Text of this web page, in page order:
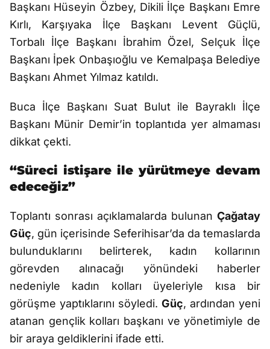
Başkanı Hüseyin Özbey, Dikili İlçe Başkanı Emre
Kırlı, Karşıyaka İlçe Başkanı Levent Güçlü,
Torbalı İlçe Başkanı İbrahim Özel, Selçuk İlçe
Başkanı İpek Onbaşıoğlu ve Kemalpaşa Belediye
Başkanı Ahmet Yılmaz katıldı.
Buca İlçe Başkanı Suat Bulut ile Bayraklı İlçe
Başkanı Münir Demir’in toplantıda yer almaması
dikkat çekti.
“Süreci istişare ile yürütmeye devam
edeceğiz”
Toplantı sonrası açıklamalarda bulunan Çağatay
Güç, gün içerisinde Seferihisar’da da temaslarda
bulunduklarını belirterek, kadın kollarının
görevden alınacağı yönündeki haberler
nedeniyle kadın kolları üyeleriyle kısa bir
görüşme yaptıklarını söyledi. Güç, ardından yeni
atanan gençlik kolları başkanı ve yönetimiyle de
bir araya geldiklerini ifade etti.